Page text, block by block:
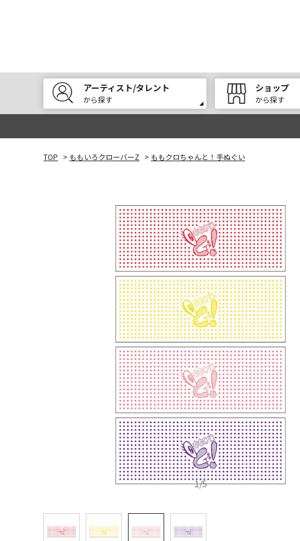
アーティスト/タレント
から探す
ショップ
から探す
TOP > ももいろクローバーZ > ももクロちゃんと！手ぬぐい
1/5